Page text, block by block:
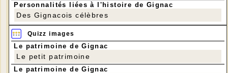
Personnalités liées à l'histoire de Gignac
Des Gignacois célèbres
Quizz images
Le patrimoine de Gignac
Le petit patrimoine
Le patrimoine de Gignac